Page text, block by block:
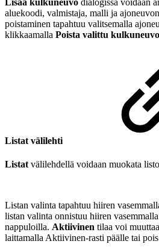
Lisää kulkuneuvo dialogissa voidaan
aluekoodi, valmistaja, malli ja
poistaminen tapahtuu valitsemalla
klikkaamalla Poista valittu kulkuneuvo
Listat välilehti
Listat välilehdellä voidaan muokata
Listan valinta tapahtuu hiiren
listan valinta onnistuu hiiren
nappuloilla. Aktiivinen tilaa voi
laittamalla Aktiivinen-rasti päälle tai pois